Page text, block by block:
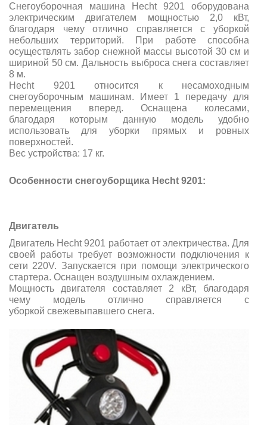
Снегоуборочная машина Hecht 9201 оборудована
электрическим двигателем мощностью 2,0 кВт,
благодаря чему отлично справляется с уборкой
небольших территорий. При работе способна
осуществлять забор снежной массы высотой 30 см и
шириной 50 см. Дальность выброса снега составляет
8 м.
Hecht 9201 относится к несамоходным
снегоуборочным машинам. Имеет 1 передачу для
перемещения вперед. Оснащена колесами,
благодаря которым данную модель удобно
использовать для уборки прямых и ровных
поверхностей.
Вес устройства: 17 кг.
Особенности снегоуборщика Hecht 9201:
Двигатель
Двигатель Hecht 9201 работает от электричества. Для
своей работы требует возможности подключения к
сети 220V. Запускается при помощи электрического
стартера. Оснащен воздушным охлаждением.
Мощность двигателя составляет 2 кВт, благодаря
чему модель отлично справляется с
уборкой свежевыпавшего снега.